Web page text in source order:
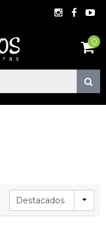
0
Destacados